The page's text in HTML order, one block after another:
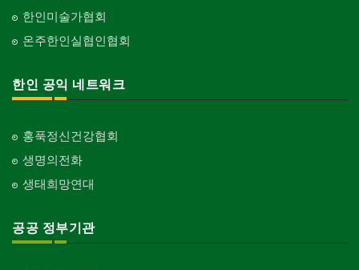
한인미술가협회
온주한인실협인협회
한인 공익 네트워크
홍푹정신건강협회
생명의전화
생태희망연대
공공 정부기관